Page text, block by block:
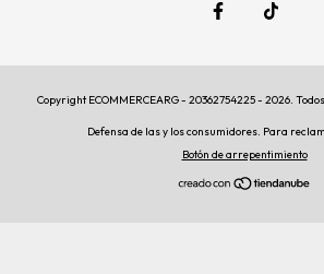
Copyright ECOMMERCEARG - 20362754225 - 2026.
Defensa de las y los consumidores. Para
Botón de arrepentimiento